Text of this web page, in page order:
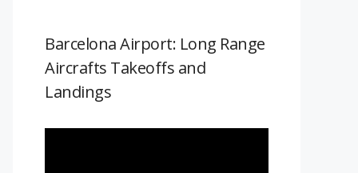
Barcelona Airport: Long Range
Aircrafts Takeoffs and
Landings